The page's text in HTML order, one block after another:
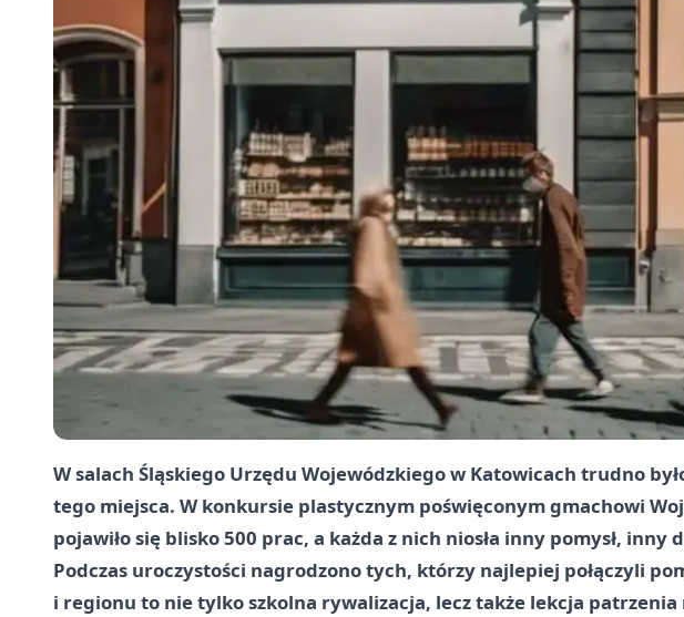
W salach Śląskiego Urzędu Wojewódzkiego w Katowicach trudno
tego miejsca. W konkursie plastycznym poświęconym gmachowi
pojawiło się blisko 500 prac, a każda z nich niosła inny pomysł, inny
Podczas uroczystości nagrodzono tych, którzy najlepiej połączyli
i regionu to nie tylko szkolna rywalizacja, lecz także lekcja